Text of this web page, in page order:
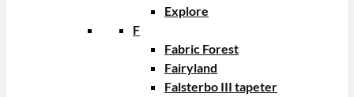
Explore
F
Fabric Forest
Fairyland
Falsterbo III tapeter